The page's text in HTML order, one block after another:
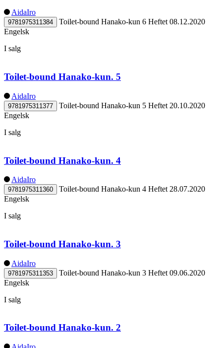
AidaIro
9781975311384 Toilet-bound Hanako-kun 6 Heftet 08.12.2020
Engelsk
I salg
Toilet-bound Hanako-kun. 5
AidaIro
9781975311377 Toilet-bound Hanako-kun 5 Heftet 20.10.2020
Engelsk
I salg
Toilet-bound Hanako-kun. 4
AidaIro
9781975311360 Toilet-bound Hanako-kun 4 Heftet 28.07.2020
Engelsk
I salg
Toilet-bound Hanako-kun. 3
AidaIro
9781975311353 Toilet-bound Hanako-kun 3 Heftet 09.06.2020
Engelsk
I salg
Toilet-bound Hanako-kun. 2